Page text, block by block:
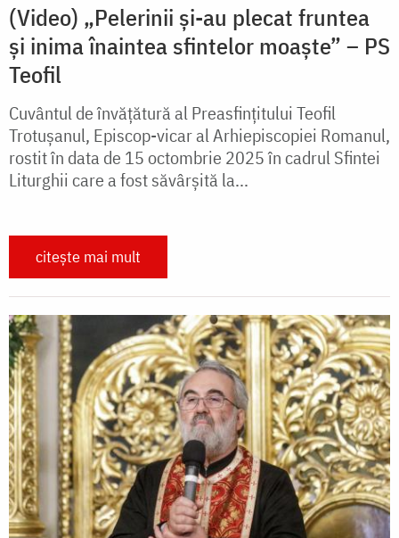
(Video) „Pelerinii și-au plecat fruntea
și inima înaintea sfintelor moaște” – PS
Teofil
Cuvântul de învățătură al Preasfințitului Teofil
Trotușanul, Episcop-vicar al Arhiepiscopiei Romanul,
rostit în data de 15 octombrie 2025 în cadrul Sfintei
Liturghii care a fost săvârșită la...
citește mai mult